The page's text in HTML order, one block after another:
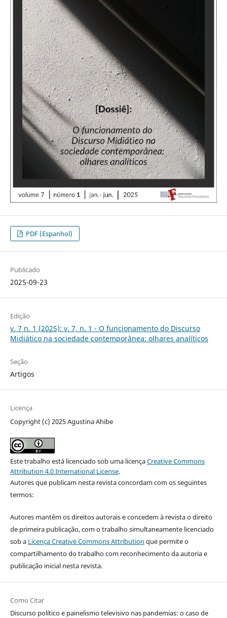
PDF (Espanhol)
Publicado
2025-09-23
Edição
v. 7 n. 1 (2025): v. 7, n. 1 - O funcionamento do Discurso
Midiático na sociedade contemporânea: olhares analíticos
Seção
Artigos
Licença
Copyright (c) 2025 Agustina Ahibe
Este trabalho está licenciado sob uma licençaCreative Commons
Attribution 4.0 International License.
Autores que publicam nesta revista concordam com os seguintes
termos:
Autores mantêm os direitos autorais e concedem à revista o direito
de primeira publicação, com o trabalho simultaneamente licenciado
sob a Licença Creative Commons Attribution que permite o
compartilhamento do trabalho com reconhecimento da autoria e
publicação inicial nesta revista.
Como Citar
Discurso político e painelismo televisivo nas pandemias: o caso de